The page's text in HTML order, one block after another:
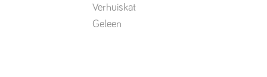
Verhuiskat
Geleen